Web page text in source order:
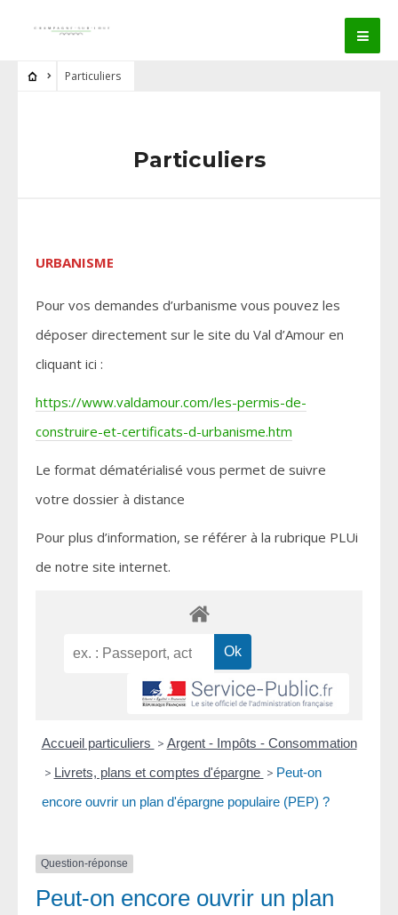
Particuliers
Particuliers
URBANISME
Pour vos demandes d’urbanisme vous pouvez les
déposer directement sur le site du Val d’Amour en
cliquant ici :
https://www.valdamour.com/les-permis-de-
construire-et-certificats-d-urbanisme.htm
Le format dématérialisé vous permet de suivre
votre dossier à distance
Pour plus d’information, se référer à la rubrique PLUi
de notre site internet.
Accueil particuliers > Argent - Impôts - Consommation
> Livrets, plans et comptes d'épargne > Peut-on
encore ouvrir un plan d'épargne populaire (PEP) ?
Question-réponse
Peut-on encore ouvrir un plan